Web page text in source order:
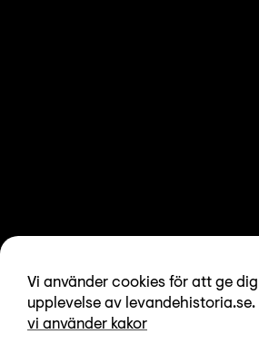
Vi använder cookies för att ge
upplevelse av levandehistoria.se.
vi använder kakor